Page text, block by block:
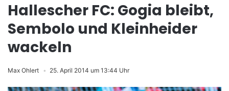
Hallescher FC: Gogia bleibt,
Sembolo und Kleinheider
wackeln
Max Ohlert 25. April 2014 um 13:44 Uhr